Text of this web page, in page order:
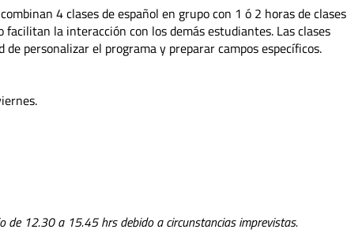
combinan 4 clases de español en grupo con 1 ó 2 horas de clases
facilitan la interacción con los demás estudiantes. Las clases
personalizar el programa y preparar campos específicos.
de 12.30 a 15.45 hrs debido a circunstancias imprevistas.